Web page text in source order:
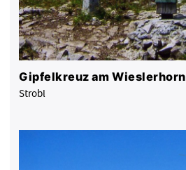
Gipfelkreuz am Wieslerhorn
Strobl